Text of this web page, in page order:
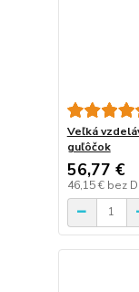
Veľká
guľôčok
56,77 €
46,15 € bez